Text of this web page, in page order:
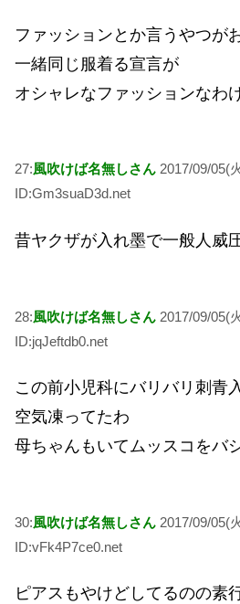
ファッションとか言うやつが
一緒同じ服着る宣言が
オシャレなファッションなわ
27:風吹けば名無しさん 2017/09/05(
ID:Gm3suaD3d.net
昔ヤクザが入れ墨で一般人威
28:風吹けば名無しさん 2017/09/05(
ID:jqJeftdb0.net
この前小児科にバリバリ刺青
空気凍ってたわ
母ちゃんもいてムッスコをバ
30:風吹けば名無しさん 2017/09/05(
ID:vFk4P7ce0.net
ピアスもやけどしてるのの素